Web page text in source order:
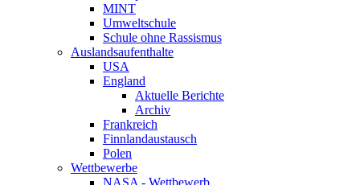
MINT
Umweltschule
Schule ohne Rassismus
Auslandsaufenthalte
USA
England
Aktuelle Berichte
Archiv
Frankreich
Finnlandaustausch
Polen
Wettbewerbe
NASA - Wettbewerb